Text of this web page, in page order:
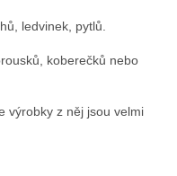
ledvinek, pytlů.
koberečků nebo
výrobky z něj jsou velmi